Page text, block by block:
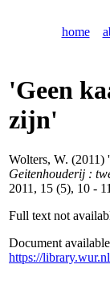
home
'Geen
zijn'
Wolters, W. (2011)
Geitenhouderij :
2011, 15 (5), 10 -
Full text not
Document
https://